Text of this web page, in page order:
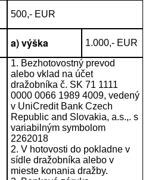
500,- EUR
a) výška 1.000,- EUR
1. Bezhotovostný prevod
alebo vklad na účet
dražobníka č. SK 71 1111
0000 0066 1989 4009, vedený
v UniCredit Bank Czech
Republic and Slovakia, a.s.,. s
variabilným symbolom
2262018
2. V hotovosti do pokladne v
sídle dražobníka alebo v
mieste konania dražby.